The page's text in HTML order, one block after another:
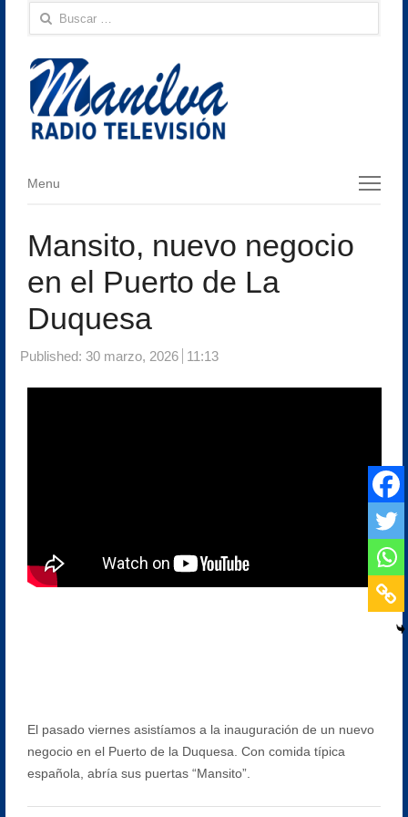
Buscar:
Menu
Menu
Mansito, nuevo negocio
en el Puerto de La
Duquesa
Published: 30 marzo, 2026 11:13
El pasado viernes asistíamos a la inauguración de un nuevo
negocio en el Puerto de la Duquesa. Con comida típica
española, abría sus puertas “Mansito”.